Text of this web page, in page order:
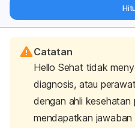
Catatan
Hello Sehat tidak
diagnosis, atau
dengan ahli kesehatan
mendapatkan jawaban